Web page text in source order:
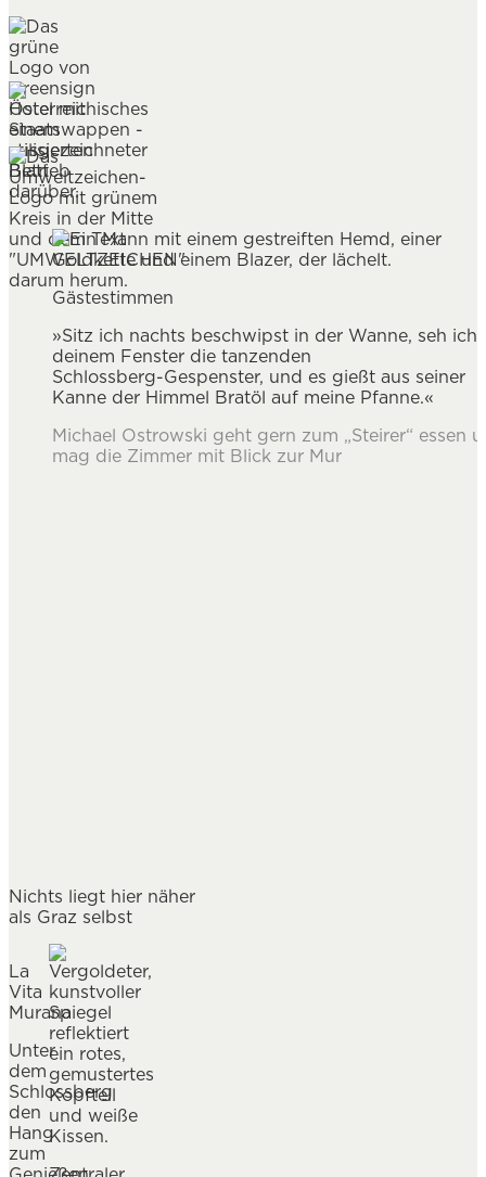
Gästestimmen
»Sitz ich nachts beschwipst in der Wanne, seh ich
deinem Fenster die tanzenden
Schlossberg-Gespenster, und es gießt aus seiner
Kanne der Himmel Bratöl auf meine Pfanne.«
Michael Ostrowski geht gern zum „Steirer“ essen
mag die Zimmer mit Blick zur Mur
Nichts liegt hier näher
als Graz selbst
La
Vita
Murana
Unter
dem
Schlossberg
den
Hang
zum